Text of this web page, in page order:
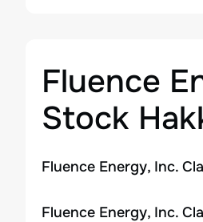
Fluence
Stock
Fluence Energy, Inc.
Fluence Energy, Inc.